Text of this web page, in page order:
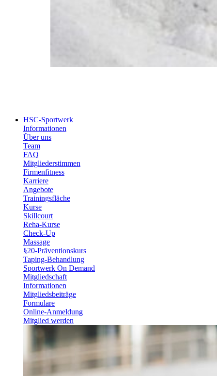
HSC-Sportwerk
Informationen
Über uns
Team
FAQ
Mitgliederstimmen
Firmenfitness
Karriere
Angebote
Trainingsfläche
Kurse
Skillcourt
Reha-Kurse
Check-Up
Massage
§20-Präventionskurs
Taping-Behandlung
Sportwerk On Demand
Mitgliedschaft
Informationen
Mitgliedsbeiträge
Formulare
Online-Anmeldung
Mitglied werden